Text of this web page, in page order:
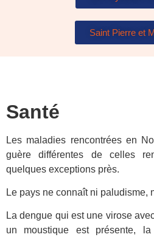
Saint Pierre et
Santé
Les maladies rencontrées en
guère différentes de celles
quelques exceptions près.
Le pays ne connaît ni paludisme,
La dengue qui est une virose
un moustique est présente,